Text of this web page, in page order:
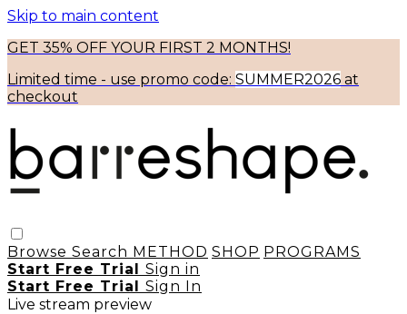
Skip to main content
GET 35% OFF YOUR FIRST 2 MONTHS!
Limited time - use promo code: SUMMER2026 at
checkout
Browse Search METHOD SHOP PROGRAMS
Start Free Trial Sign in
Start Free Trial Sign In
Live stream preview